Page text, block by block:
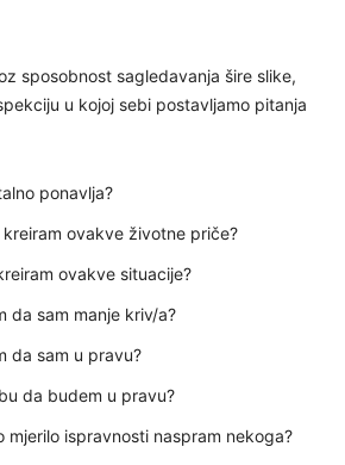
sposobnost sagledavanja šire slike,
u kojoj sebi postavljamo pitanja
ponavlja?
kreiram ovakve životne priče?
ovakve situacije?
da sam manje kriv/a?
da sam u pravu?
da budem u pravu?
mjerilo ispravnosti naspram nekoga?